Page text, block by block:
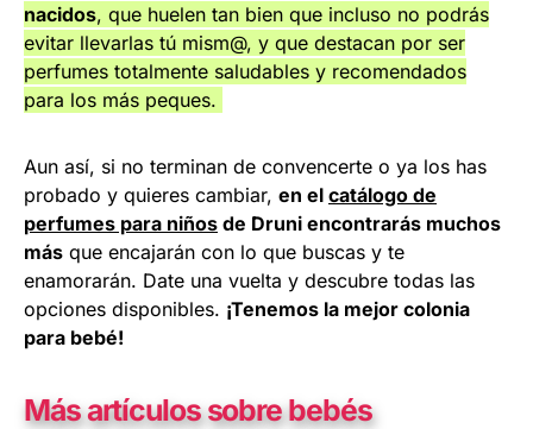
nacidos, que huelen tan bien que incluso no podrás
evitar llevarlas tú mism@, y que destacan por ser
perfumes totalmente saludables y recomendados
para los más peques.
Aun así, si no terminan de convencerte o ya los has
probado y quieres cambiar, en el catálogo de
perfumes para niños de Druni encontrarás muchos
más que encajarán con lo que buscas y te
enamorarán. Date una vuelta y descubre todas las
opciones disponibles. ¡Tenemos la mejor colonia
para bebé!
Más artículos sobre bebés